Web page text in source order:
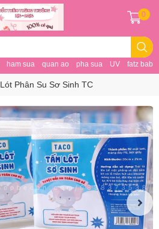
ham sua quan ao pha sua UV fatz baby
0
Lót Phân Su Sơ Sinh TC